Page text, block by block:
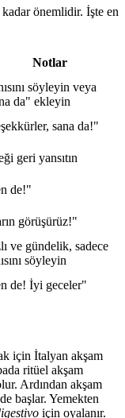
önemlidir. İşte en
Notlar
söyleyin veya
da" ekleyin
sana da!"
geri yansıtın
de!"
görüşürüz!"
ve gündelik, sadece
söyleyin
de! İyi geceler"
için İtalyan akşam
ritüel akşam
Ardından akşam
başlar. Yemekten
için oyalanır.